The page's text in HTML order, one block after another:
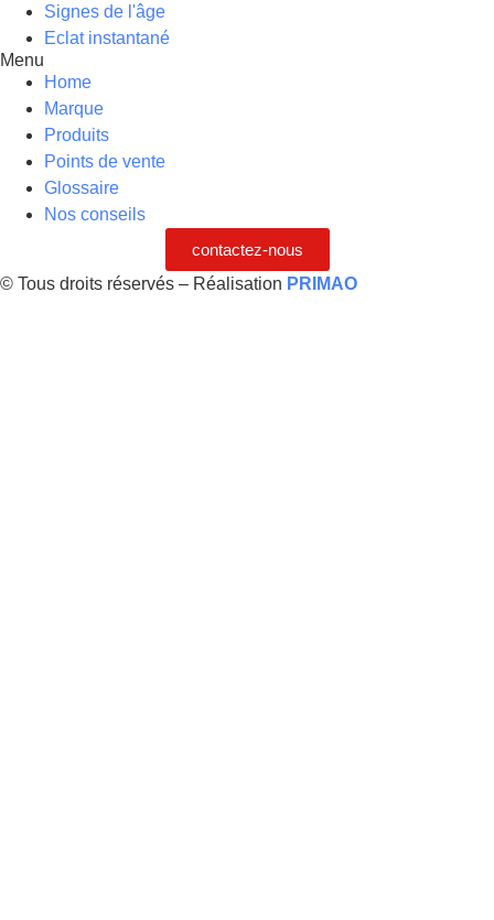
Signes de l'âge
Eclat instantané
Menu
Home
Marque
Produits
Points de vente
Glossaire
Nos conseils
contactez-nous
© Tous droits réservés – Réalisation PRIMAO